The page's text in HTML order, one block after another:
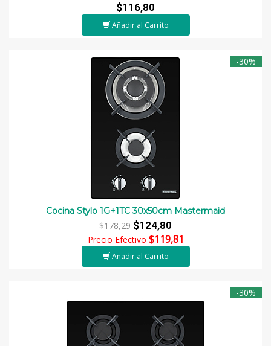
$116,80
Añadir al Carrito
-30%
Cocina Stylo 1G+1TC 30x50cm Mastermaid
$178,29$124,80
Precio Efectivo $119,81
Añadir al Carrito
-30%